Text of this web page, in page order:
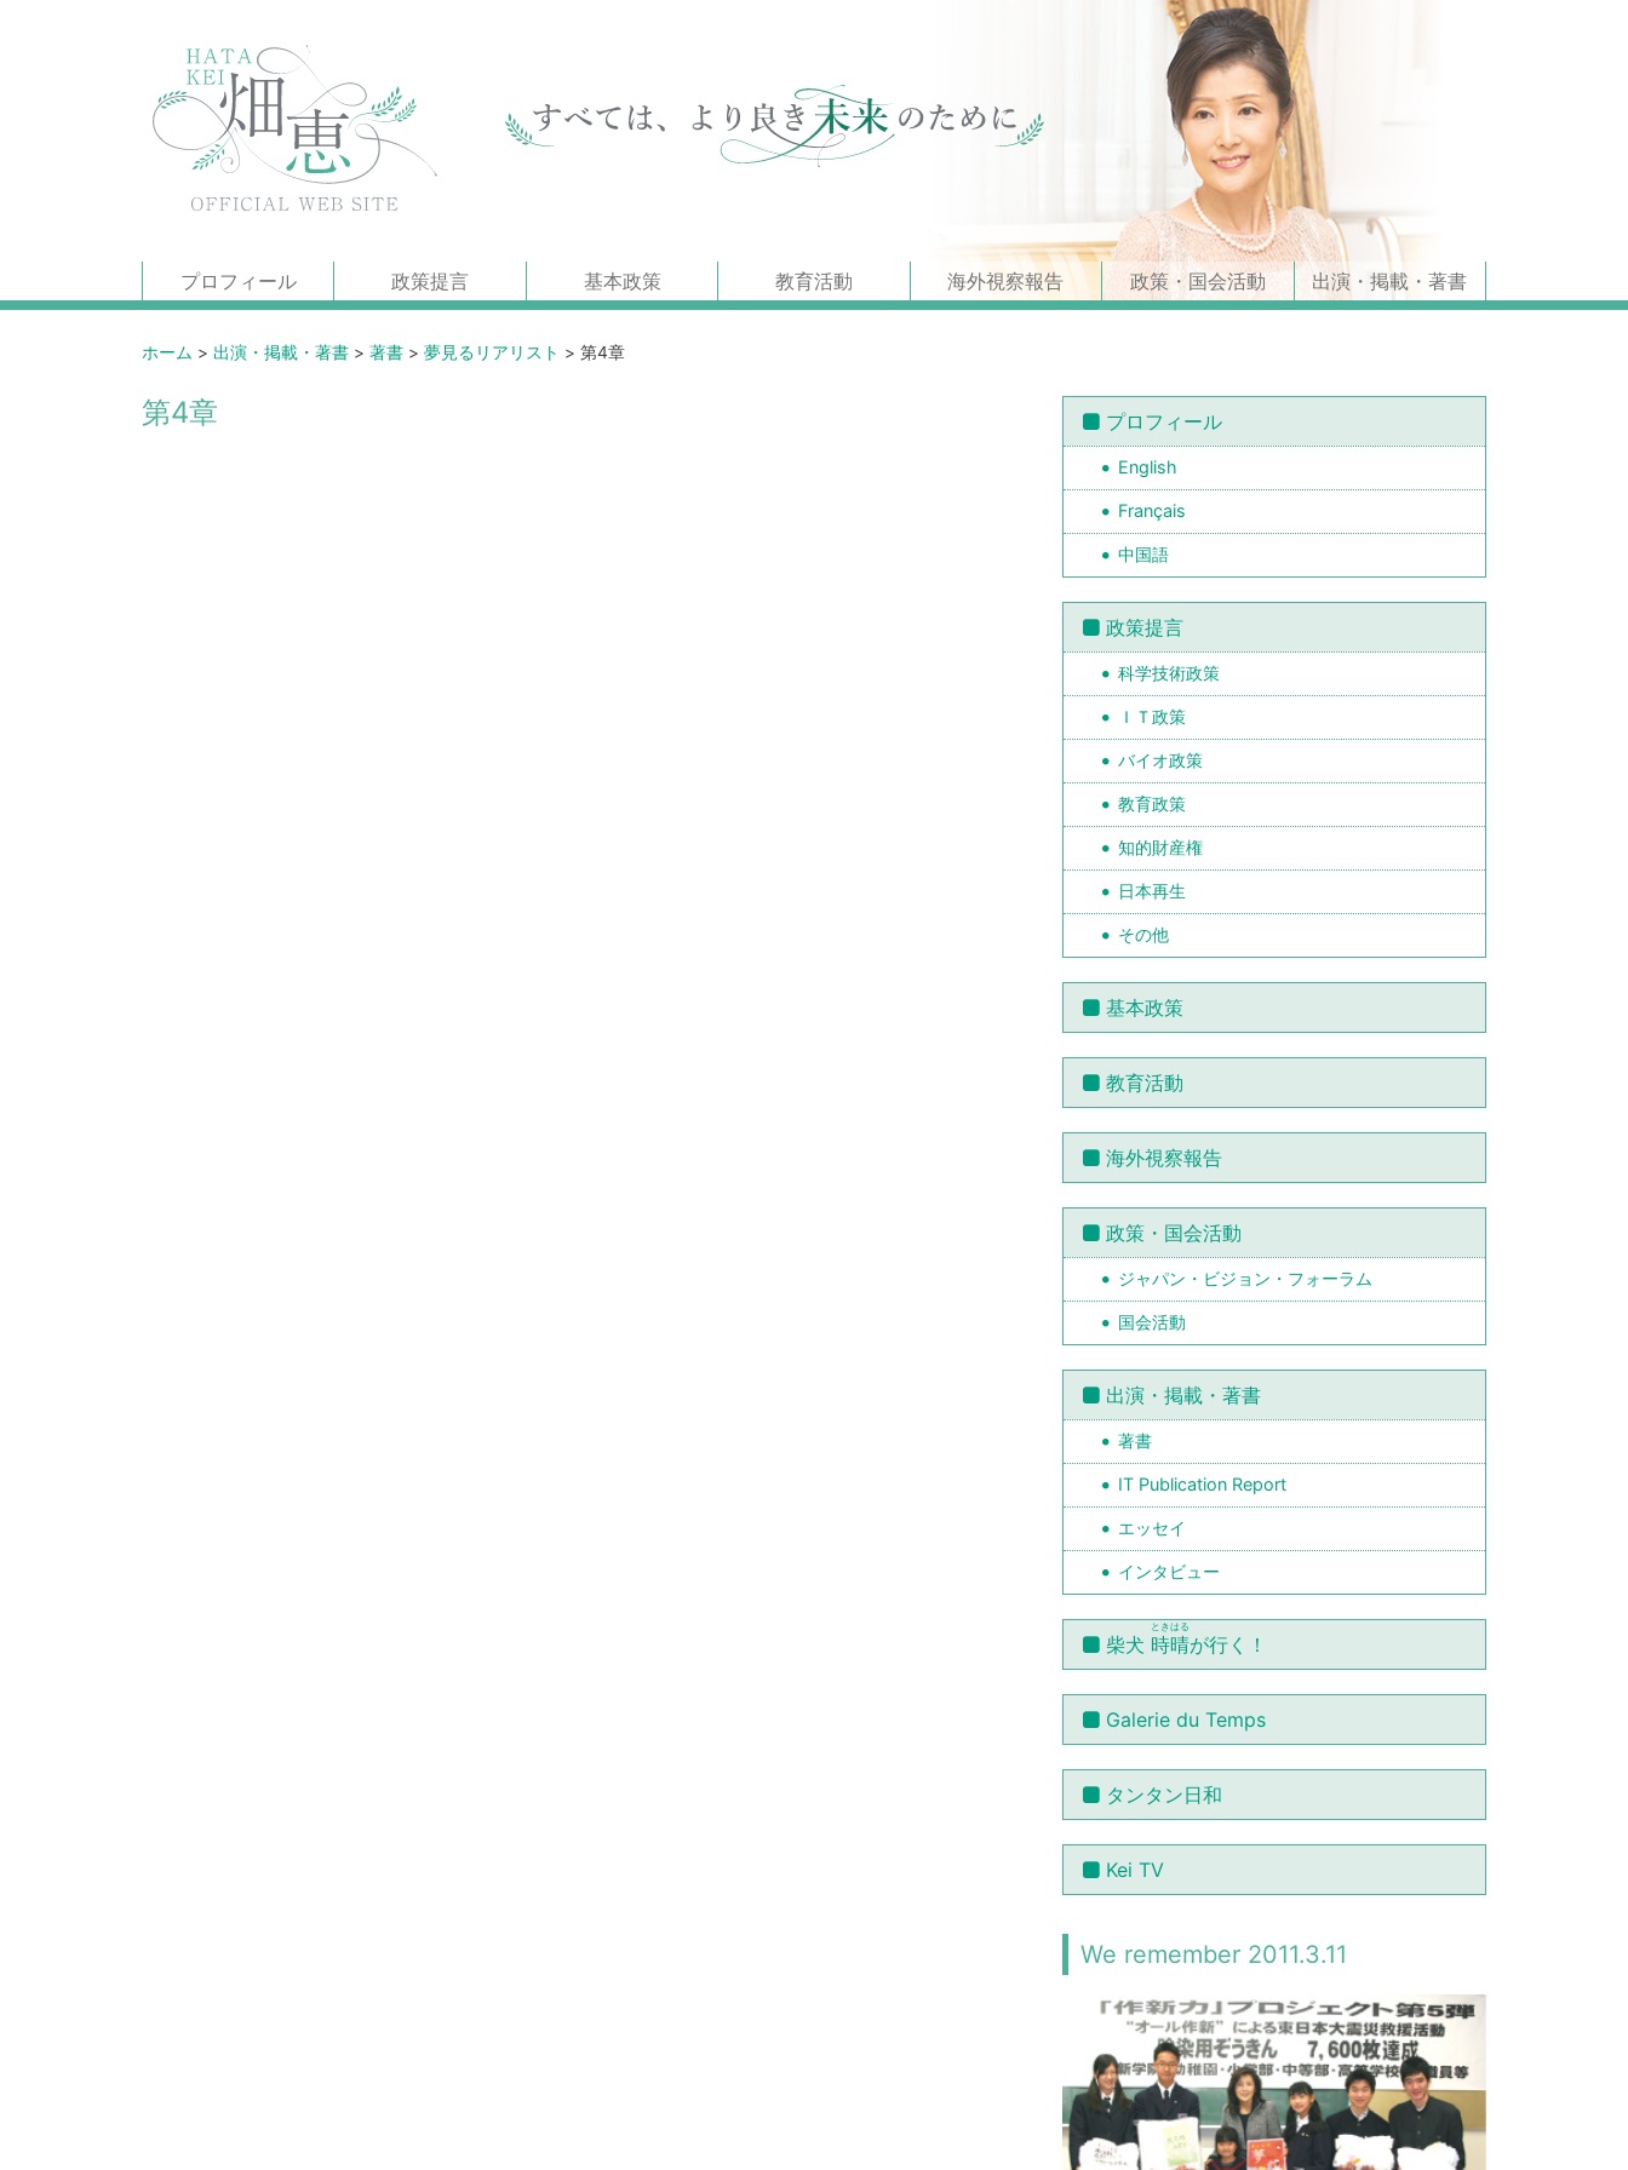
プロフィール 政策提言 基本政策 教育活動 海外視察報告 政策・国会活動 出演・掲載・著書
ホーム > 出演・掲載・著書 > 著書 > 夢見るリアリスト > 第4章
第4章 プロフィール
English
Français
中国語
政策提言
科学技術政策
ＩＴ政策
バイオ政策
教育政策
知的財産権
日本再生
その他
基本政策
教育活動
海外視察報告
政策・国会活動
ジャパン・ビジョン・フォーラム
国会活動
出演・掲載・著書
著書
IT Publication Report
エッセイ
インタビュー
柴犬 時晴
ときはる
が行く！
Galerie du Temps
タンタン日和
Kei TV
We remember 2011.3.11